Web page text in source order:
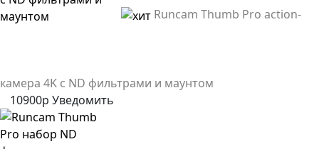
Runcam Thumb Pro action-
камера 4K с ND фильтрами и маунтом
10900р Уведомить